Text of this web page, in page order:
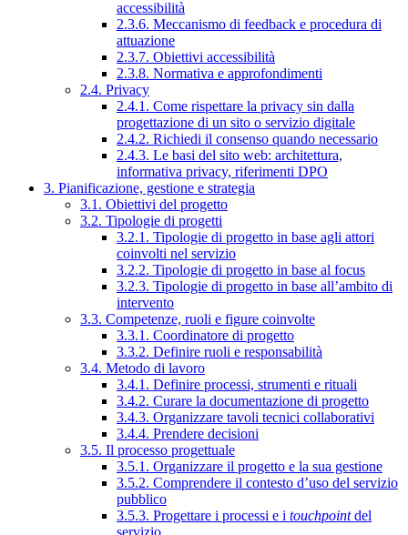
accessibilità
2.3.6. Meccanismo di feedback e procedura di
attuazione
2.3.7. Obiettivi accessibilità
2.3.8. Normativa e approfondimenti
2.4. Privacy
2.4.1. Come rispettare la privacy sin dalla
progettazione di un sito o servizio digitale
2.4.2. Richiedi il consenso quando necessario
2.4.3. Le basi del sito web: architettura,
informativa privacy, riferimenti DPO
3. Pianificazione, gestione e strategia
3.1. Obiettivi del progetto
3.2. Tipologie di progetti
3.2.1. Tipologie di progetto in base agli attori
coinvolti nel servizio
3.2.2. Tipologie di progetto in base al focus
3.2.3. Tipologie di progetto in base all’ambito di
intervento
3.3. Competenze, ruoli e figure coinvolte
3.3.1. Coordinatore di progetto
3.3.2. Definire ruoli e responsabilità
3.4. Metodo di lavoro
3.4.1. Definire processi, strumenti e rituali
3.4.2. Curare la documentazione di progetto
3.4.3. Organizzare tavoli tecnici collaborativi
3.4.4. Prendere decisioni
3.5. Il processo progettuale
3.5.1. Organizzare il progetto e la sua gestione
3.5.2. Comprendere il contesto d’uso del servizio
pubblico
3.5.3. Progettare i processi e i touchpointdel
servizio